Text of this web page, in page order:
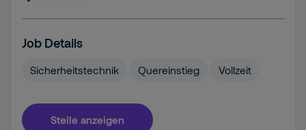
Job Details
Sicherheitstechnik Quereinstieg Vollzeit
Stelle anzeigen